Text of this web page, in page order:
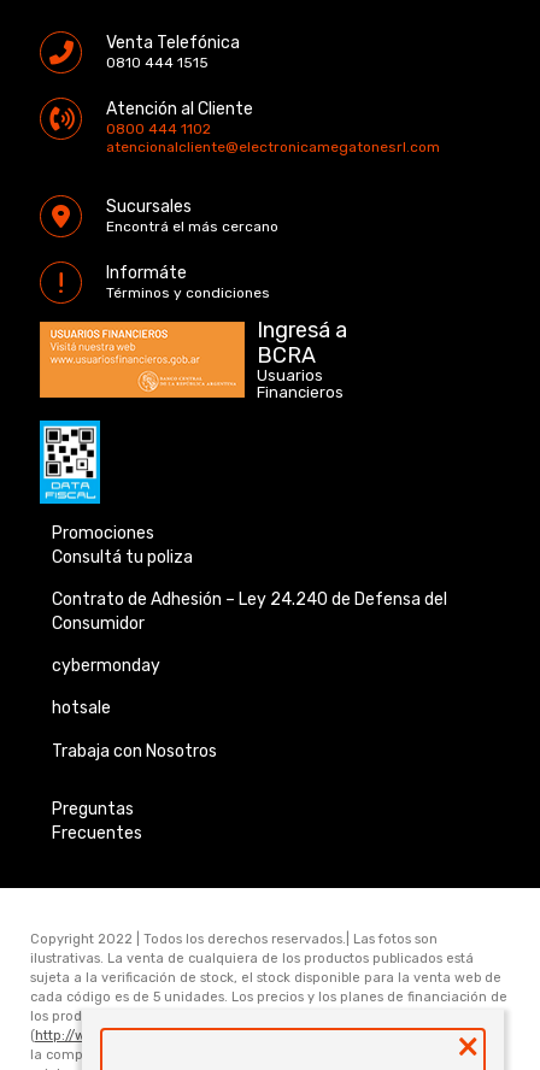
Venta Telefónica
0810 444 1515
Atención al Cliente
0800 444 1102
atencionalcliente@electronicamegatonesrl.com
Sucursales
Encontrá el más cercano
Informáte
Términos y condiciones
Ingresá a
BCRA
Usuarios
Financieros
Promociones
Consultá tu poliza
Contrato de Adhesión – Ley 24.240 de Defensa del
Consumidor
cybermonday
hotsale
Trabaja con Nosotros
Preguntas
Frecuentes
×
Copyright 2022 | Todos los derechos reservados.| Las fotos son
ilustrativas. La venta de cualquiera de los productos publicados está
sujeta a la verificación de stock, el stock disponible para la venta web de
cada código es de 5 unidades. Los precios y los planes de financiación de
los productos publicados en www.electronicamegatonesrl.com
( http://www.electronicamegatonesrl.com
) son válidos únicamente para
la compra online. Las especificaciones técnicas y descripciones están